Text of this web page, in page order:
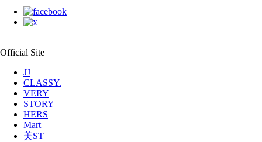
Official Site
JJ
CLASSY.
VERY
STORY
HERS
Mart
美ST